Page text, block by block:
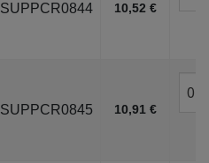
SUPPCR0844 10,52 €
SUPPCR0845 10,91 €